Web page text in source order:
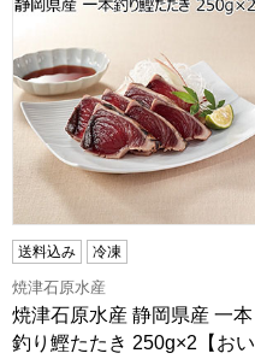
送料込み 冷凍
焼津石原水産
焼津石原水産 静岡県産 一本
釣り鰹たたき 250g×2【おい